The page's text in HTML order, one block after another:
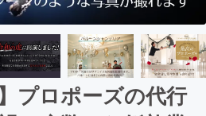
プロポーズの代行